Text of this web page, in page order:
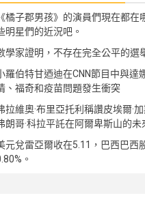
《橘子郡男孩》的演員們現在都在
明星們的近況吧。
學家證明，不存在完全公平的選
羅伯特甘迺迪在CNN節目中與達
、福奇和疫苗問題發生衝突
拉維奧·布里亞托利稱讚皮埃爾·
朗哥·科拉平託在阿爾卑斯山的未
元兌雷亞爾收在5.11，巴西巴西
。